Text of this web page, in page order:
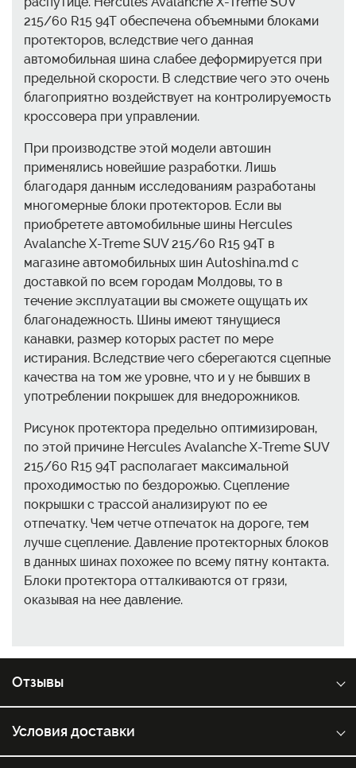
215/60 R15 94T обеспечена объемными блоками
протекторов, вследствие чего данная
автомобильная шина слабее деформируется при
предельной скорости. В следствие чего это очень
благоприятно воздействует на контролируемость
кроссовера при управлении.
При производстве этой модели автошин
применялись новейшие разработки. Лишь
благодаря данным исследованиям разработаны
многомерные блоки протекторов. Если вы
приобретете автомобильные шины Hercules
Avalanche X-Treme SUV 215/60 R15 94T в
магазине автомобильных шин Autoshina.md с
доставкой по всем городам Молдовы, то в
течение эксплуатации вы сможете ощущать их
благонадежность. Шины имеют тянущиеся
канавки, размер которых растет по мере
истирания. Вследствие чего сберегаются сцепные
качества на том же уровне, что и у не бывших в
употреблении покрышек для внедорожников.
Рисунок протектора предельно оптимизирован,
по этой причине Hercules Avalanche X-Treme SUV
215/60 R15 94T располагает максимальной
проходимостью по бездорожью. Сцепление
покрышки с трассой анализируют по ее
отпечатку. Чем четче отпечаток на дороге, тем
лучше сцепление. Давление протекторных блоков
в данных шинах похожее по всему пятну контакта.
Блоки протектора отталкиваются от грязи,
оказывая на нее давление.
Отзывы
Условия доставки